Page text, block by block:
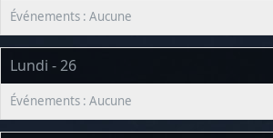
Lundi - 26